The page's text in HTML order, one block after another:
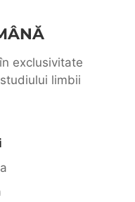
exclusivitate
limbii